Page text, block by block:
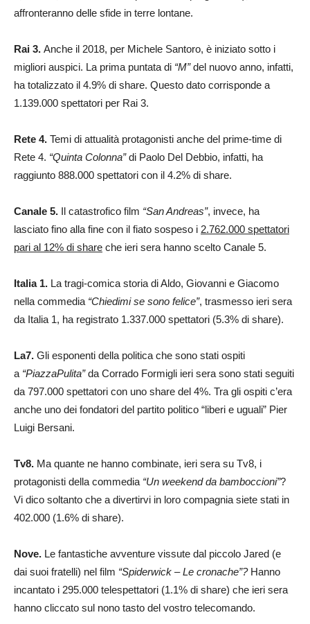
affronteranno delle sfide in terre lontane.
Rai 3. Anche il 2018, per Michele Santoro, è iniziato sotto i
migliori auspici. La prima puntata di “M”del nuovo anno, infatti,
ha totalizzato il 4.9% di share. Questo dato corrisponde a
1.139.000 spettatori per Rai 3.
Rete 4. Temi di attualità protagonisti anche del prime-time di
Rete 4. “Quinta Colonna”di Paolo Del Debbio, infatti, ha
raggiunto 888.000 spettatori con il 4.2% di share.
Canale 5. Il catastrofico film “San Andreas”, invece, ha
lasciato fino alla fine con il fiato sospeso i 2.762.000 spettatori
pari al 12% di share che ieri sera hanno scelto Canale 5.
Italia 1. La tragi-comica storia di Aldo, Giovanni e Giacomo
nella commedia “Chiedimi se sono felice”, trasmesso ieri sera
da Italia 1, ha registrato 1.337.000 spettatori (5.3% di share).
La7. Gli esponenti della politica che sono stati ospiti
a “PiazzaPulita”da Corrado Formigli ieri sera sono stati seguiti
da 797.000 spettatori con uno share del 4%. Tra gli ospiti c’era
anche uno dei fondatori del partito politico “liberi e uguali” Pier
Luigi Bersani.
Tv8. Ma quante ne hanno combinate, ieri sera su Tv8, i
protagonisti della commedia “Un weekend da bamboccioni”?
Vi dico soltanto che a divertirvi in loro compagnia siete stati in
402.000 (1.6% di share).
Nove. Le fantastiche avventure vissute dal piccolo Jared (e
dai suoi fratelli) nel film “Spiderwick – Le cronache”?Hanno
incantato i 295.000 telespettatori (1.1% di share) che ieri sera
hanno cliccato sul nono tasto del vostro telecomando.